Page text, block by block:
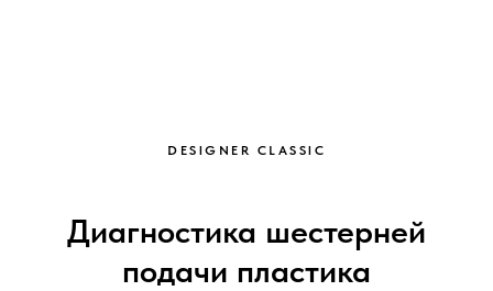
DESIGNER CLASSIC
Диагностика шестерней
подачи пластика